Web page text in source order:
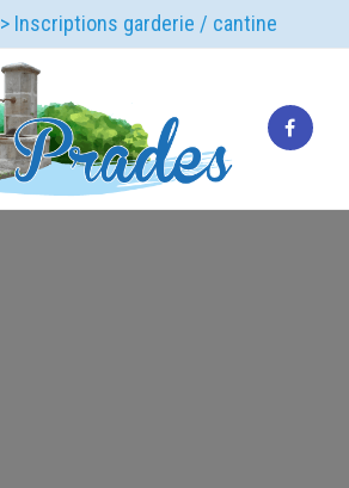
> Inscriptions garderie / cantine